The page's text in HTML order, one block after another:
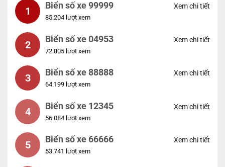
1 Biển số xe 99999
85.204 lượt xem
Xem chi tiết
2 Biển số xe 04953
72.805 lượt xem
Xem chi tiết
3 Biển số xe 88888
64.199 lượt xem
Xem chi tiết
4 Biển số xe 12345
56.084 lượt xem
Xem chi tiết
5 Biển số xe 66666
53.741 lượt xem
Xem chi tiết